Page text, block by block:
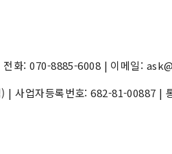
전화: 070-8885-6008 | 이메일:
) | 사업자등록번호:682-81-00887 |